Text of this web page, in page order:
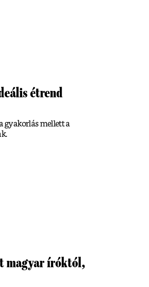
étrend
gyakorlás mellett a
magyar íróktól,